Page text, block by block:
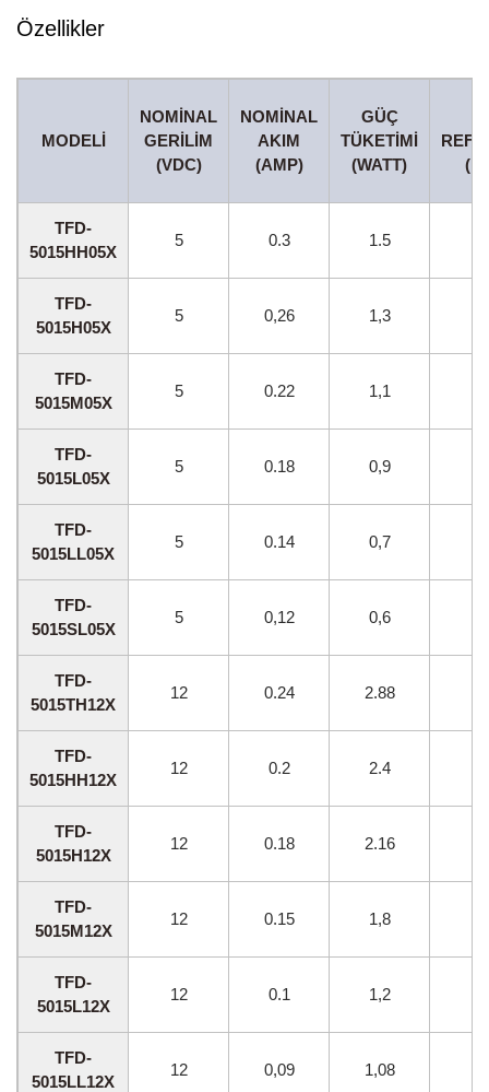
Özellikler
MODELI
NOMINAL
GERILIM
(VDC)
NOMINAL
AKIM
(AMP)
GÜÇ
TÜKETIMI
(WATT)
TFD-
5015HH05X
5 0.3 1.5
TFD-
5015H05X
5 0,26 1,3
TFD-
5015M05X
5 0.22 1,1
TFD-
5015L05X
5 0.18 0,9
TFD-
5015LL05X
5 0.14 0,7
TFD-
5015SL05X
5 0,12 0,6
TFD-
5015TH12X
12 0.24 2.88
TFD-
5015HH12X
12 0.2 2.4
TFD-
5015H12X
12 0.18 2.16
TFD-
5015M12X
12 0.15 1,8
TFD-
5015L12X
12 0.1 1,2
TFD-
5015LL12X
12 0,09 1,08